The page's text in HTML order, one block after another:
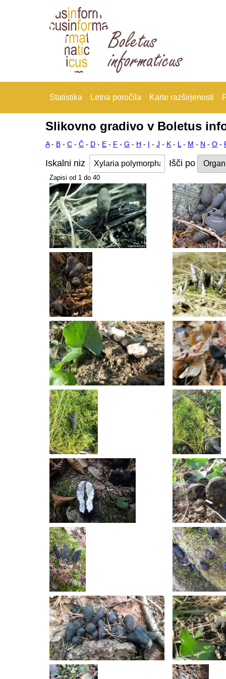
Statistika Letna poročila Karte razširjenosti
Slikovno gradivo v Boletus
A- B - C - Č - D - E - F - G - H - I - J - K - L - M - N - O -
Iskalni niz Išči po
Zapisi od 1 do 40